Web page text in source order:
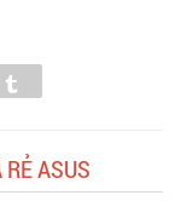
ASUS